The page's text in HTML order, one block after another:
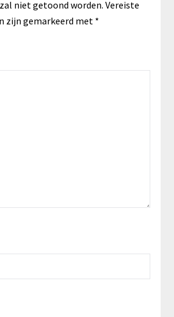
niet getoond worden. Vereiste
zijn gemarkeerd met *